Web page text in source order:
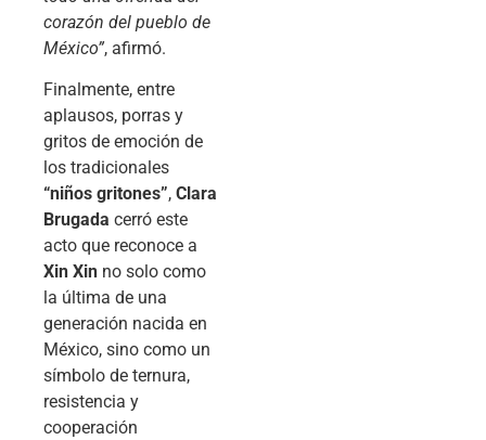
corazón del pueblo de
México”, afirmó.
Finalmente, entre
aplausos, porras y
gritos de emoción de
los tradicionales
“niños gritones”, Clara
Brugada cerró este
acto que reconoce a
Xin Xin no solo como
la última de una
generación nacida en
México, sino como un
símbolo de ternura,
resistencia y
cooperación